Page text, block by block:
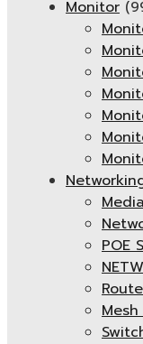
Monitor
POE
Mesh